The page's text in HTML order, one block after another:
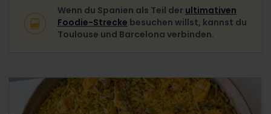
Wenn du Spanien als Teil der ultimativen
Foodie-Strecke besuchen willst, kannst du
Toulouse und Barcelona verbinden.